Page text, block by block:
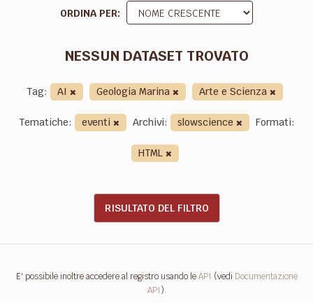
ORDINA PER
NESSUN DATASET TROVATO
Tag: AI Geologia Marina
Arte e Scienza
Tematiche:
eventi Archivi: slowscience
Formati:
HTML
RISULTATO DEL FILTRO
E' possibile inoltre accedere al registro usando leAPI (vedi Documentazione
API).